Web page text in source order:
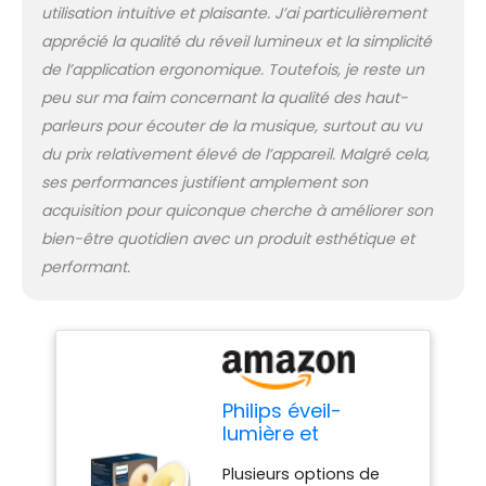
utilisation intuitive et plaisante. J’ai particulièrement
apprécié la qualité du réveil lumineux et la simplicité
de l’application ergonomique. Toutefois, je reste un
peu sur ma faim concernant la qualité des haut-
parleurs pour écouter de la musique, surtout au vu
du prix relativement élevé de l’appareil. Malgré cela,
ses performances justifient amplement son
acquisition pour quiconque cherche à améliorer son
bien-être quotidien avec un produit esthétique et
performant.
Philips éveil-
lumière et
25 intensités
Plusieurs options de